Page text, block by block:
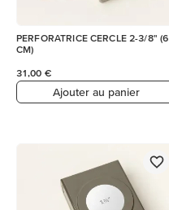
PERFORATRICE CERCLE 2-3/8" (6
CM)
31,00 €
Ajouter au panier